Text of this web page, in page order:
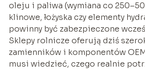
oleju i paliwa (wymiana co
klinowe, łożyska czy elementy
powinny być zabezpieczone
Sklepy rolnicze oferują dziś
zamienników i komponentów
musi wiedzieć, czego realnie